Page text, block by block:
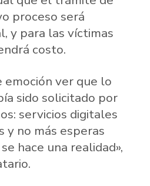
proceso será
y para las víctimas
costo.
emoción ver que lo
sido solicitado por
servicios digitales
y no más esperas
hace una realidad»,